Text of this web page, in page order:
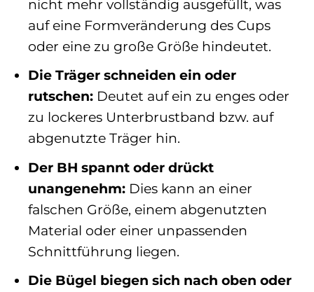
nicht mehr vollständig ausgefüllt, was
auf eine Formveränderung des Cups
oder eine zu große Größe hindeutet.
Die Träger schneiden ein oder
rutschen:Deutet auf ein zu enges oder
zu lockeres Unterbrustband bzw. auf
abgenutzte Träger hin.
Der BH spannt oder drückt
unangenehm:Dies kann an einer
falschen Größe, einem abgenutzten
Material oder einer unpassenden
Schnittführung liegen.
Die Bügel biegen sich nach oben oder